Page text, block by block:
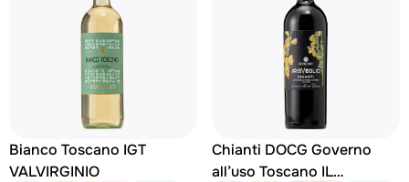
Bianco Toscano IGT
VALVIRGINIO
Chianti DOCG Governo
all’uso Toscano IL